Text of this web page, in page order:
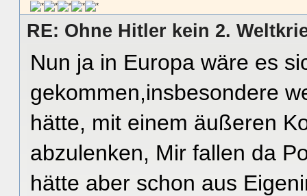
RE: Ohne Hitler kein 2.
Nun ja in Europa wäre es
gekommen,insbesondere
hätte, mit einem äußeren
abzulenken, Mir fallen da
hätte aber schon aus